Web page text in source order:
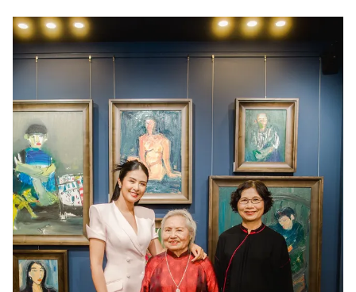
Thị trường
Tư vấn
Chuyên mục khác
Emagazine Podcast
Photo Infographic
Video Shorts video
VTV Money VTV Thể thao
VTV Sức khoẻ Bất động sản